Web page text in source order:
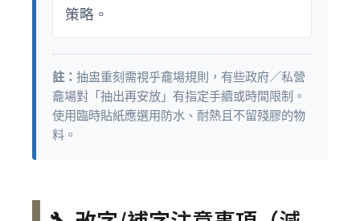
策略。
註： 抽盅重刻需視乎龕場規則，有些政府／私營
龕場對「抽出再安放」有指定手續或時間限制。
使用臨時貼紙應選用防水、耐熱且不留殘膠的物
料。